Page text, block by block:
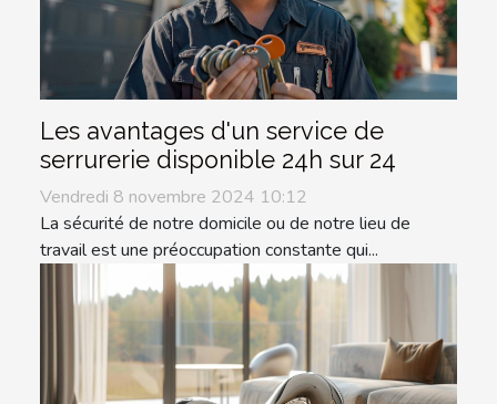
Les avantages d'un service de
serrurerie disponible 24h sur 24
Vendredi 8 novembre 2024 10:12
La sécurité de notre domicile ou de notre lieu de
travail est une préoccupation constante qui...